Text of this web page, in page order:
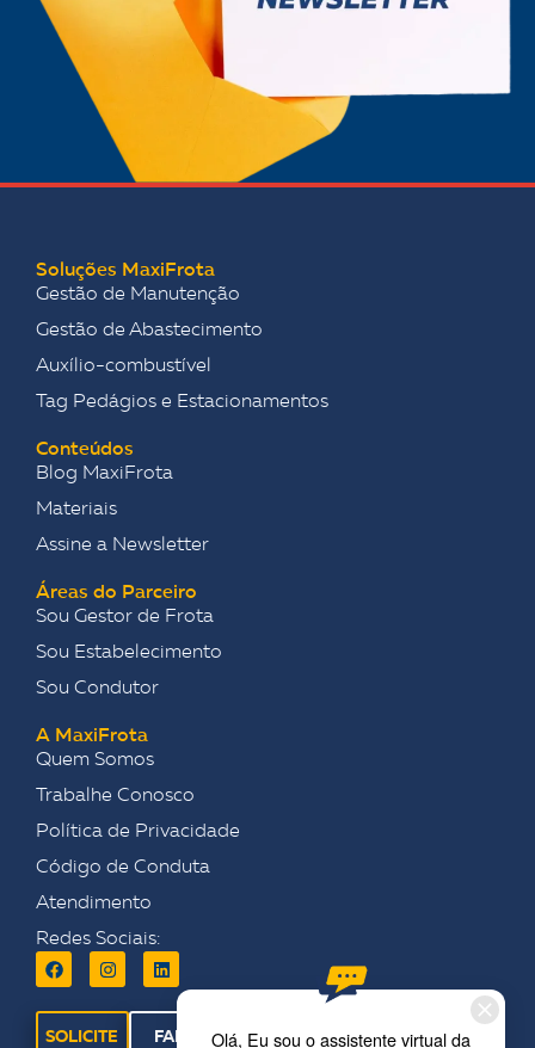
Soluções MaxiFrota
Gestão de Manutenção
Gestão de Abastecimento
Auxílio-combustível
Tag Pedágios e Estacionamentos
Conteúdos
Blog MaxiFrota
Materiais
Assine a Newsletter
Áreas do Parceiro
Sou Gestor de Frota
Sou Estabelecimento
Sou Condutor
A MaxiFrota
Quem Somos
Trabalhe Conosco
Política de Privacidade
Código de Conduta
Atendimento
Redes Sociais:
SOLICITE FALE